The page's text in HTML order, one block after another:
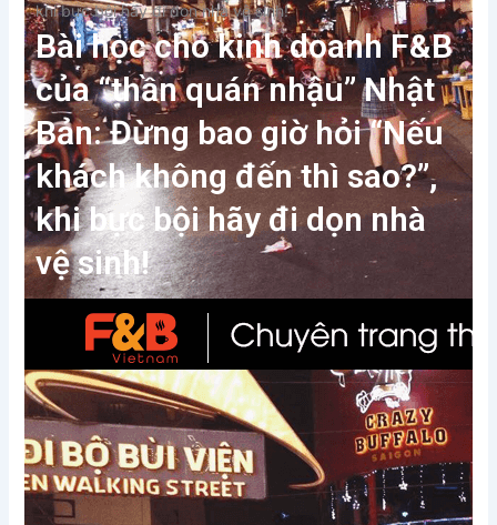
khi bực bội hãy đi dọn nhà vệ sinh!
Bài học cho kinh doanh F&B
của “thần quán nhậu” Nhật
Bản: Đừng bao giờ hỏi “Nếu
khách không đến thì sao?”,
khi bực bội hãy đi dọn nhà
vệ sinh!